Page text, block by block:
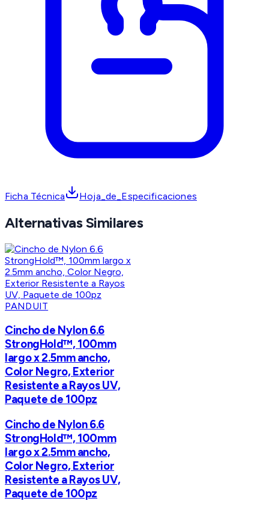
Ficha Técnica Hoja_de_Especificaciones
Alternativas Similares
PANDUIT
Cincho de Nylon 6.6
StrongHold™, 100mm
largo x 2.5mm ancho,
Color Negro, Exterior
Resistente a Rayos UV,
Paquete de 100pz
Cincho de Nylon 6.6
StrongHold™, 100mm
largo x 2.5mm ancho,
Color Negro, Exterior
Resistente a Rayos UV,
Paquete de 100pz